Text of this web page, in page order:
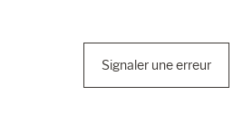
Signaler une erreur